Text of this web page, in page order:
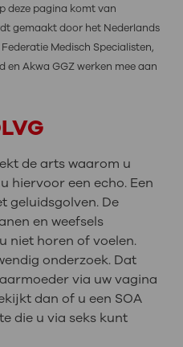
deze pagina komt van
gemaakt door het Nederlands
Medisch Specialisten,
Akwa GGZ werken mee aan
de arts waarom u
hiervoor een echo. Een
geluidsgolven. De
en weefsels
niet horen of voelen.
onderzoek. Dat
via uw vagina
dan of u een SOA
die u via seks kunt